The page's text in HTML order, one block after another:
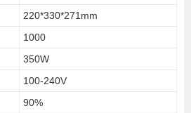
220*330*271mm
1000
350W
100-240V
90%